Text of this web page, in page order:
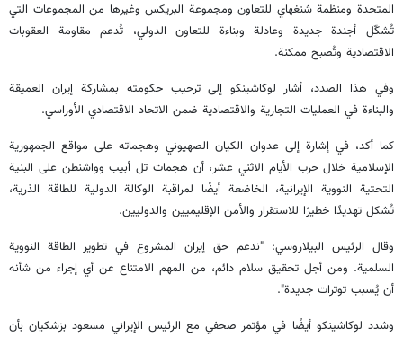
المتحدة ومنظمة شنغهاي للتعاون ومجموعة البريكس وغيرها من المجموعات التي
تُشكّل أجندة جديدة وعادلة وبناءة للتعاون الدولي، تُدعم مقاومة العقوبات
الاقتصادية وتُصبح ممكنة.
وفي هذا الصدد، أشار لوكاشينكو إلى ترحيب حكومته بمشاركة إيران العميقة
والبناءة في العمليات التجارية والاقتصادية ضمن الاتحاد الاقتصادي الأوراسي.
كما أكد، في إشارة إلى عدوان الكيان الصهيوني وهجماته على مواقع الجمهورية
الإسلامية خلال حرب الأيام الاثني عشر، أن هجمات تل أبيب وواشنطن على البنية
التحتية النووية الإيرانية، الخاضعة أيضًا لمراقبة الوكالة الدولية للطاقة الذرية،
تُشكل تهديدًا خطيرًا للاستقرار والأمن الإقليميين والدوليين.
وقال الرئيس البيلاروسي: "ندعم حق إيران المشروع في تطوير الطاقة النووية
السلمية. ومن أجل تحقيق سلام دائم، من المهم الامتناع عن أي إجراء من شأنه
أن يُسبب توترات جديدة".
وشدد لوكاشينكو أيضًا في مؤتمر صحفي مع الرئيس الإيراني مسعود بزشكيان بأن